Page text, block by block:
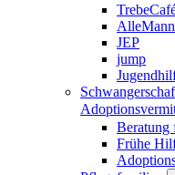
AlleMann
JEP
jump
Beratung
Frühe